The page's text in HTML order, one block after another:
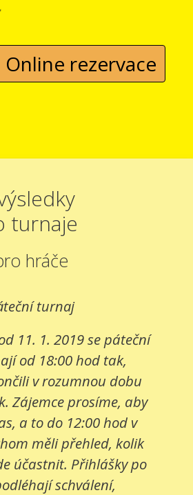
Online rezervace
turnaje
hráče
turnaj
11. 1. 2019 se páteční
od 18:00 hod tak,
v rozumnou dobu
Zájemce prosíme, aby
a to do 12:00 hod v
měli přehled, kolik
účastnit. Přihlášky po
schválení,